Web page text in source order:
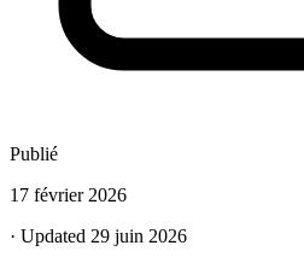
Publié
17 février 2026
· Updated 29 juin 2026